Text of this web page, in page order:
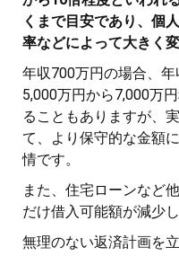
くまで目安であり、個
率などによって大きく変
年収700万円の場合、
5,000万円から7,000万
ることもありますが、
て、より保守的な金額
情です。
また、住宅ローンなど
だけ借入可能額が減少し
無理のない返済計画を